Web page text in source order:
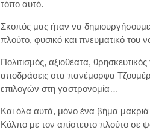
τόπο αυτό.
Σκοπός μας ήταν να
πλούτο, φυσικό και πνευματικό του
Πολιτισμός, αξιοθέατα,
αποδράσεις στα πανέμορφα
επιλογών στη γαστρονομία…
Και όλα αυτά, μόνο ένα βήμα
Κόλπο με τον απίστευτο πλούτο σε